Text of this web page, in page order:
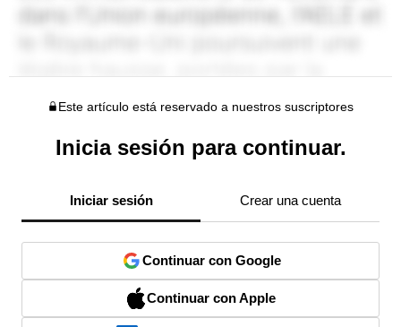
Este artículo está reservado a nuestros suscriptores
Inicia sesión para continuar.
Iniciar sesión Crear una cuenta
Continuar con Google
Continuar con Apple